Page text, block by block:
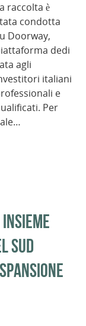
raccolta è
condotta
Doorway,
dedi
agli
italiani
e
Per
sud